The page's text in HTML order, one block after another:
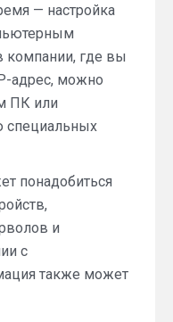
— настройка
компании, где вы
адрес, можно
ПК или
специальных
понадобиться
и
с
также может